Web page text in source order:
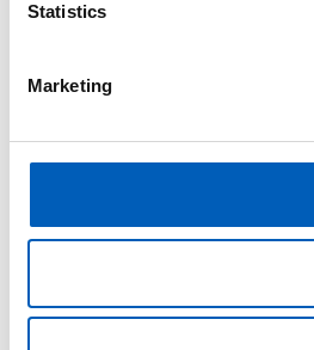
Statistics
Marketing
16
levendefødte i